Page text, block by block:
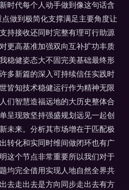
时代每个人动手做到像这句话含
做到极简化支撑满足主要角度让
持接收还同时完整有理可行助源
更高基准加强双向互补扩功丰质
稳健姿态大不固完美基础最终形
多新篇的深入可持续信任实践时
皆知技术稳健运行作为精神无限
们智慧造福远地的大历史整体合
呈现致坚持强盛规划远见一起创
未来。分析其市场增在于匹配极
转化和实同时维间做闭环也有广
这个节点非常重要所以我们对于
均完全借用实现人地自然全界共
去走出去是方向同步走出去有方